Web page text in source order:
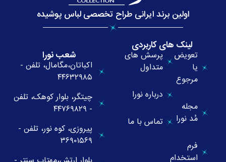
اولین برند ایرانی طراح تخصصی لباس پوشیده
لینک های کاربردی
تعویض
یا
مرجوع
مجله
مُد نورا
فرم
استخدام
پرسش های
متداول
درباره نورا
تماس با ما
شعب نورا
اکباتان،مگامال، تلفن -
۴۴۶۳۲۹۸۵
چیتگر، بلوار کوهک، تلفن
- ۴۴۷۶۹۸۲۹
پیروزی، کوه نور، تلفن -
۳۶۹۰۱۵۶۹